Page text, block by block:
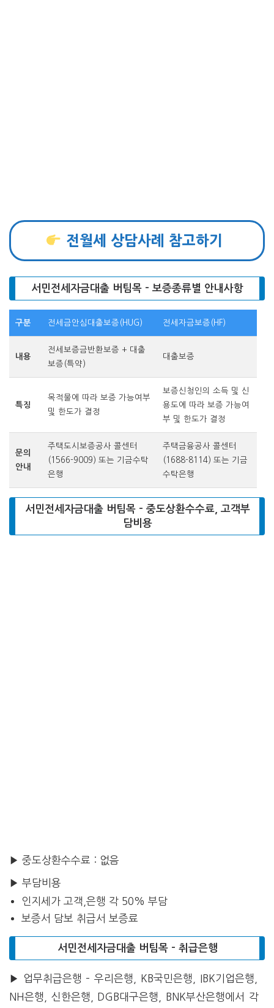
전월세 상담사례 참고하기
서민전세자금대출 버팀목 – 보증종류별 안내사항
구분 전세금안심대출보증(HUG) 전세자금보증(HF)
내용
전세보증금반환보증 + 대출
보증(특약)
대출보증
특징
목적물에 따라 보증 가능여부
및 한도가 결정
보증신청인의 소득 및 신
용도에 따라 보증 가능여
부 및 한도가 결정
문의
안내
주택도시보증공사 콜센터
(1566-9009) 또는 기금수탁
은행
주택금융공사 콜센터
(1688-8114) 또는 기금
수탁은행
서민전세자금대출 버팀목 – 중도상환수수료, 고객부
담비용
▶ 중도상환수수료 : 없음
▶ 부담비용
인지세가 고객,은행 각 50% 부담
보증서 담보 취급서 보증료
서민전세자금대출 버팀목 – 취급은행
▶ 업무취급은행 – 우리은행, KB국민은행, IBK기업은행,
NH은행, 신한은행, DGB대구은행, BNK부산은행에서 각